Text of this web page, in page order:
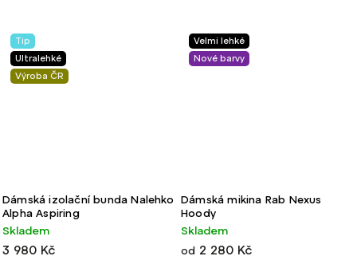
Tip
Ultralehké
Výroba ČR
izolační bunda Nalehko
Aspiring
980 Kč
Velmi lehké
Nové barvy
Dámská mikina Rab Nexus
Hoody
Skladem
od2 280 Kč